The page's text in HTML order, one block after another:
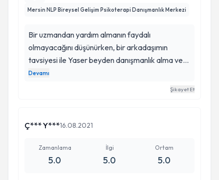
Mersin NLP Bireysel Gelişim Psikoterapi Danışmanlık Merkezi
Bir uzmandan yardım almanın faydalı
olmayacağını düşünürken, bir arkadaşımın
tavsiyesi ile Yaser beyden danışmanlık alma ve
tanışma fırsatım oldu, iyi ki de olmuş. Sizi guler
yüzüyle Aslı hanım karşılıyor ve aslında terapi
Devamı
Şikayet Et
Ç*** Y***16.08.2021
Zamanlama
5.0
İlgi
5.0
Ortam
5.0